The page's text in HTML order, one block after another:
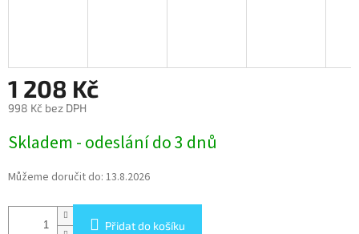
1 208 Kč
998 Kč bez DPH
cena:
Skladem - odeslání do 3 dnů
Můžeme doručit do: 13.8.2026
Přidat do košíku